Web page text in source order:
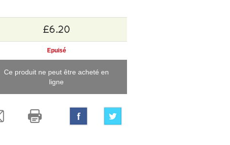
£6.20
Epuisé
Ce produit ne peut être acheté en
ligne